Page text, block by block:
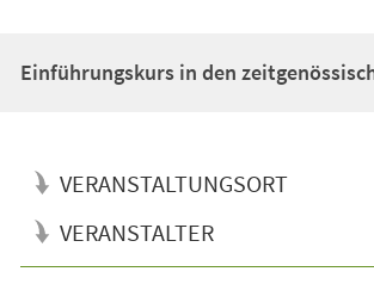
Einführungskurs in den
VERANSTALTUNGSORT
VERANSTALTER